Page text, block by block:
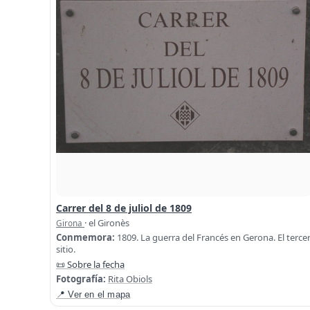
Carrer del 8 de juliol de 1809
Girona · el Gironès
Conmemora: 1809. La guerra del Francés en Gerona. El tercer
sitio.
📜 Sobre la fecha
Fotografía: Rita Obiols
📍 Ver en el mapa